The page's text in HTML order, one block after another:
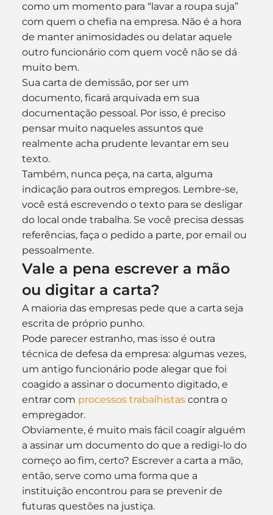
como um momento para “lavar a roupa suja”
com quem o chefia na empresa. Não é a hora
de manter animosidades ou delatar aquele
outro funcionário com quem você não se dá
muito bem.
Sua carta de demissão, por ser um
documento, ficará arquivada em sua
documentação pessoal. Por isso, é preciso
pensar muito naqueles assuntos que
realmente acha prudente levantar em seu
texto.
Também, nunca peça, na carta, alguma
indicação para outros empregos. Lembre-se,
você está escrevendo o texto para se desligar
do local onde trabalha. Se você precisa dessas
referências, faça o pedido a parte, por email ou
pessoalmente.
Vale a pena escrever a mão
ou digitar a carta?
A maioria das empresas pede que a carta seja
escrita de próprio punho.
Pode parecer estranho, mas isso é outra
técnica de defesa da empresa: algumas vezes,
um antigo funcionário pode alegar que foi
coagido a assinar o documento digitado, e
entrar com processos trabalhistas contra o
empregador.
Obviamente, é muito mais fácil coagir alguém
a assinar um documento do que a redigi-lo do
começo ao fim, certo? Escrever a carta a mão,
então, serve como uma forma que a
instituição encontrou para se prevenir de
futuras questões na justiça.